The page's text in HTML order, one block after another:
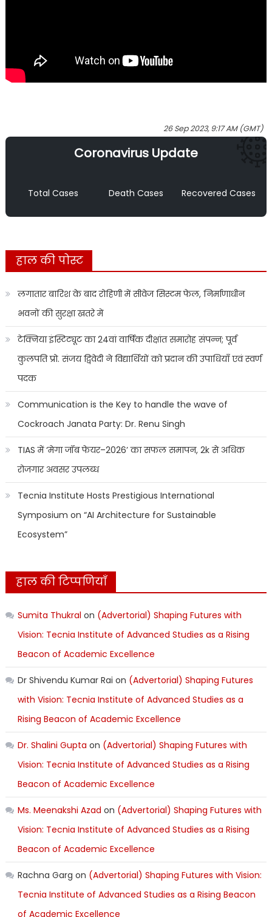
26 Sep 2023, 9:17 AM (GMT)
Coronavirus Update
Total Cases Death Cases Recovered Cases
हाल की पोस्ट
लगातार बारिश के बाद रोहिणी में सीवेज सिस्टम फेल, निर्माणाधीन
भवनों की सुरक्षा खतरे में
टेक्निया इंस्टिट्यूट का 24वां वार्षिक दीक्षांत समारोह संपन्न; पूर्व
कुलपति प्रो. संजय द्विवेदी ने विद्यार्थियों को प्रदान की उपाधियाँ एवं स्वर्ण
पदक
Communication is the Key to handle the wave of
Cockroach Janata Party: Dr. Renu Singh
TIAS में ‘मेगा जॉब फेयर–2026’ का सफल समापन, 2k से अधिक
रोजगार अवसर उपलब्ध
Tecnia Institute Hosts Prestigious International
Symposium on “AI Architecture for Sustainable
Ecosystem”
हाल की टिप्पणियाँ
Sumita Thukral on (Advertorial) Shaping Futures with
Vision: Tecnia Institute of Advanced Studies as a Rising
Beacon of Academic Excellence
Dr Shivendu Kumar Rai on (Advertorial) Shaping Futures
with Vision: Tecnia Institute of Advanced Studies as a
Rising Beacon of Academic Excellence
Dr. Shalini Gupta on (Advertorial) Shaping Futures with
Vision: Tecnia Institute of Advanced Studies as a Rising
Beacon of Academic Excellence
Ms. Meenakshi Azad on (Advertorial) Shaping Futures with
Vision: Tecnia Institute of Advanced Studies as a Rising
Beacon of Academic Excellence
Rachna Garg on (Advertorial) Shaping Futures with Vision:
Tecnia Institute of Advanced Studies as a Rising Beacon
of Academic Excellence